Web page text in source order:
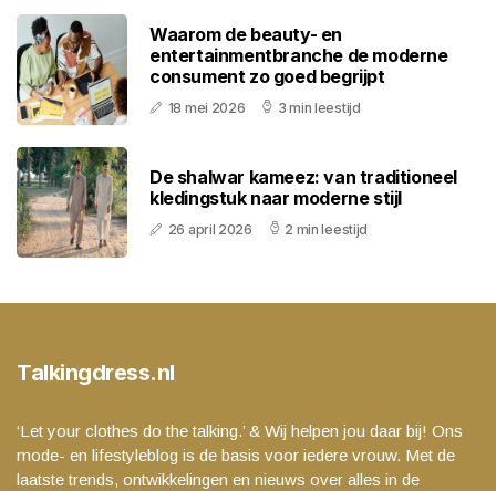
Waarom de beauty- en
entertainmentbranche de moderne
consument zo goed begrijpt
18 mei 2026 3 min leestijd
De shalwar kameez: van traditioneel
kledingstuk naar moderne stijl
26 april 2026 2 min leestijd
Talkingdress.nl
‘Let your clothes do the talking.’ & Wij helpen jou daar bij! Ons
mode- en lifestyleblog is de basis voor iedere vrouw. Met de
laatste trends, ontwikkelingen en nieuws over alles in de